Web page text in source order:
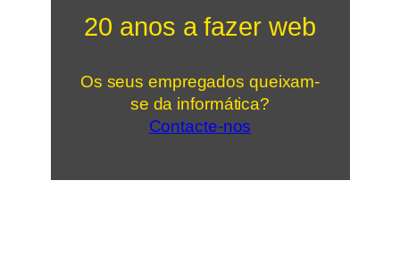
20 anos a fazer web
Os seus empregados queixam-
se da informática?
Contacte-nos